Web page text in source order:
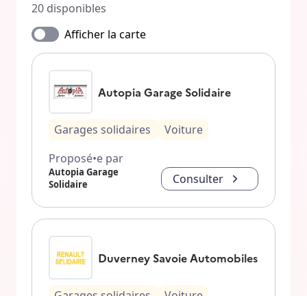
20 disponibles
Afficher la carte
Autopia Garage Solidaire
Garages solidaires
Voiture
Proposé•e par
Autopia Garage
Solidaire
Consulter
Duverney Savoie Automobiles